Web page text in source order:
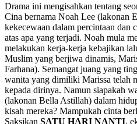
Drama ini mengisahkan tentang
Cina bernama Noah Lee (lakonan
kekecewaan dalam percintaan dan
atas apa yang terjadi. Noah mula
melakukan kerja-kerja kebajikan
Muslim yang berjiwa dinamis,
Farhana). Semangat juang yang
wanita yang dimiliki Marissa telah
kepada dirinya. Namun siapakah
(lakonan Bella Astillah) dalam
kisah mereka? Mampukah cinta
Saksikan SATU HARI NANTI,